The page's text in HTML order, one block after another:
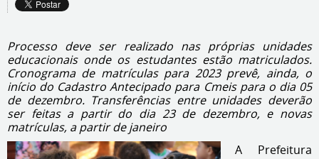
Processo deve ser realizado nas próprias unidades
educacionais onde os estudantes estão matriculados.
Cronograma de matrículas para 2023 prevê, ainda, o
início do Cadastro Antecipado para Cmeis para o dia 05
de dezembro. Transferências entre unidades deverão
ser feitas a partir do dia 23 de dezembro, e novas
matrículas, a partir de janeiro
A Prefeitura